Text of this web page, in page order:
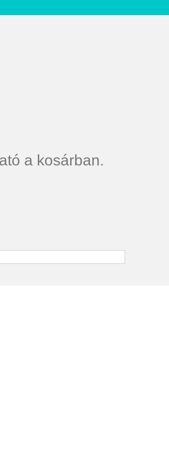
a kosárban.